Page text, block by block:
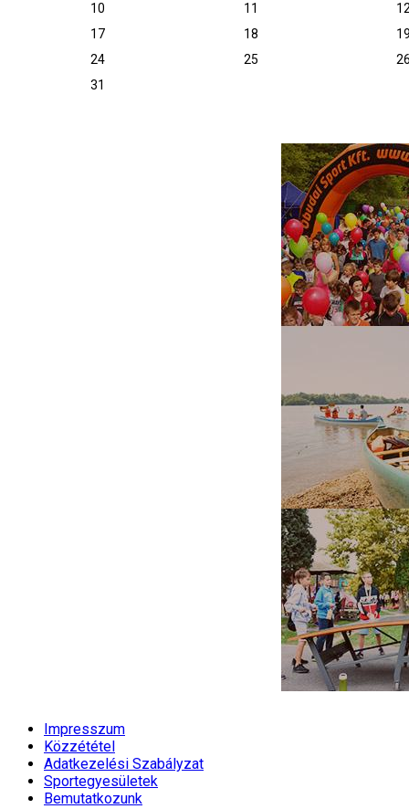
10
11
17
18
24
25
31
Impresszum
Közzététel
Adatkezelési Szabályzat
Sportegyesületek
Bemutatkozunk